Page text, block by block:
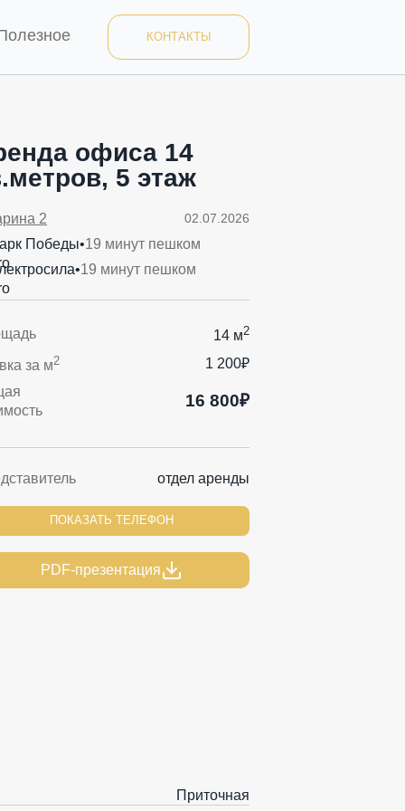
КОНТАКТЫ
офиса 14
5 этаж
02.07.2026
2
Победы•19 минут пешком
•19 минут пешком
14 м2
за м2
1 200₽
16 800₽
отдел аренды
ПОКАЗАТЬ ТЕЛЕФОН
PDF-презентация
Приточная